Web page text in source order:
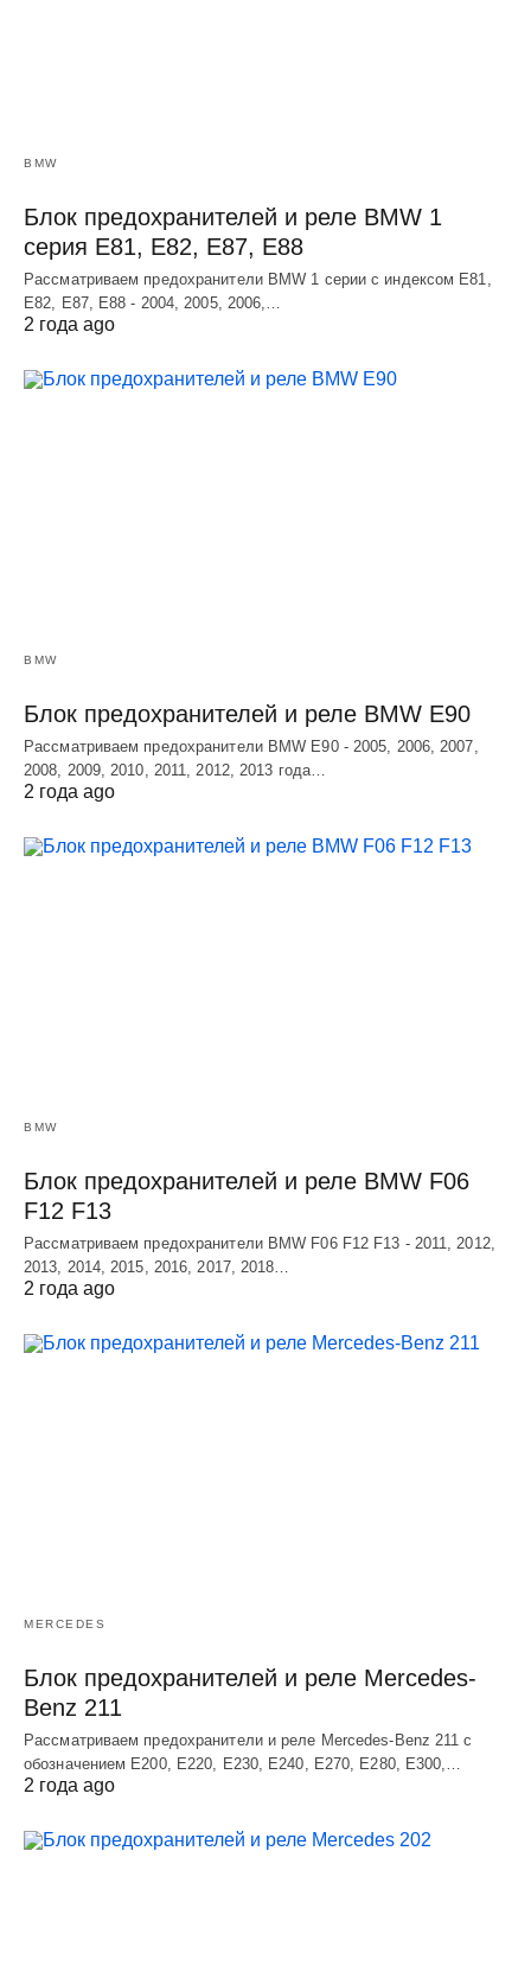
BMW
Блок предохранителей и реле BMW 1
серия E81, E82, E87, E88
Рассматриваем предохранители BMW 1 серии с индексом E81,
E82, E87, E88 - 2004, 2005, 2006,…
2 года ago
BMW
Блок предохранителей и реле BMW E90
Рассматриваем предохранители BMW E90 - 2005, 2006, 2007,
2008, 2009, 2010, 2011, 2012, 2013 года…
2 года ago
BMW
Блок предохранителей и реле BMW F06
F12 F13
Рассматриваем предохранители BMW F06 F12 F13 - 2011, 2012,
2013, 2014, 2015, 2016, 2017, 2018…
2 года ago
MERCEDES
Блок предохранителей и реле Mercedes-
Benz 211
Рассматриваем предохранители и реле Mercedes-Benz 211 с
обозначением E200, E220, E230, E240, E270, E280, E300,…
2 года ago